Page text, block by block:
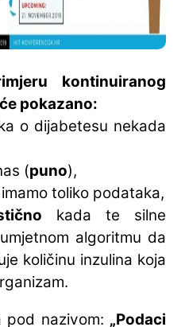
kontinuiranog
pokazano:
o dijabetesu nekada
(puno),
toliko podataka,
kada te silne
algoritmu da
količinu inzulina koja
pod nazivom: „Podaci